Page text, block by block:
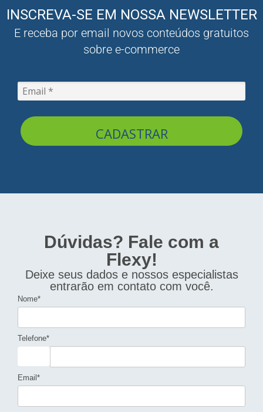
INSCREVA-SE EM NOSSA NEWSLETTER
E receba por email novos conteúdos gratuitos
sobre e-commerce
CADASTRAR
Dúvidas? Fale com a
Flexy!
Deixe seus dados e nossos especialistas
entrarão em contato com você.
Nome*
Telefone*
Email*